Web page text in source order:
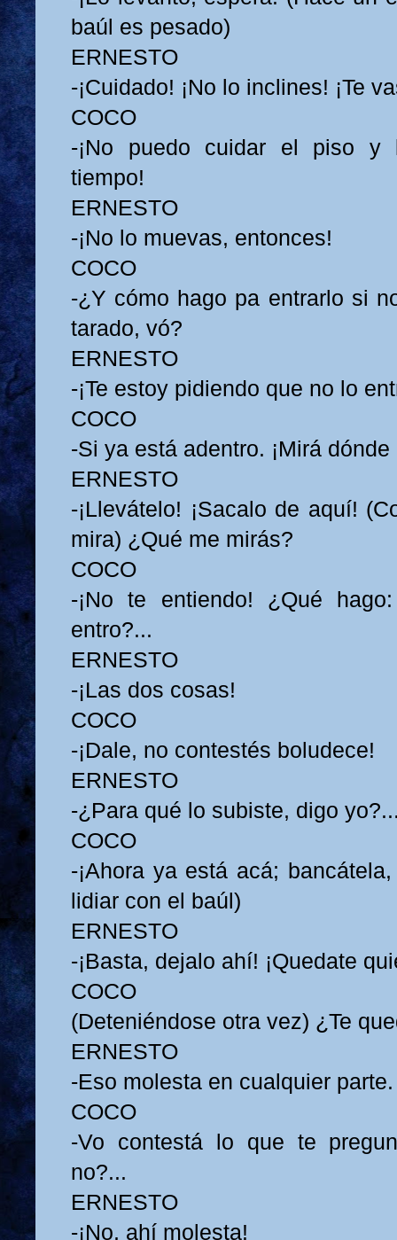
baúl es pesado)
ERNESTO
-¡Cuidado! ¡No lo inclines! ¡Te
COCO
-¡No puedo cuidar el piso y
tiempo!
ERNESTO
-¡No lo muevas, entonces!
COCO
-¿Y cómo hago pa entrarlo si
tarado, vó?
ERNESTO
-¡Te estoy pidiendo que no lo
COCO
-Si ya está adentro. ¡Mirá
ERNESTO
-¡Llevátelo! ¡Sacalo de aquí!
mira) ¿Qué me mirás?
COCO
-¡No te entiendo! ¿Qué
entro?...
ERNESTO
-¡Las dos cosas!
COCO
-¡Dale, no contestés boludece!
ERNESTO
-¿Para qué lo subiste, digo
COCO
-¡Ahora ya está acá;
lidiar con el baúl)
ERNESTO
-¡Basta, dejalo ahí! ¡Quedate
COCO
(Deteniéndose otra vez) ¿Te
ERNESTO
-Eso molesta en cualquier parte.
COCO
-Vo contestá lo que te
no?...
ERNESTO
-¡No, ahí molesta!